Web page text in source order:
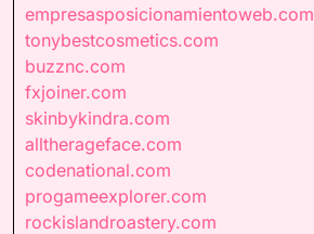
empresasposicionamientoweb.com
tonybestcosmetics.com
buzznc.com
fxjoiner.com
skinbykindra.com
alltherageface.com
codenational.com
progameexplorer.com
rockislandroastery.com